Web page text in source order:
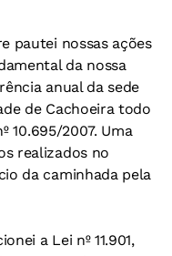
pautei nossas ações
da nossa
anual da sede
de Cachoeira todo
10.695/2007. Uma
realizados no
da caminhada pela
a Lei nº 11.901,